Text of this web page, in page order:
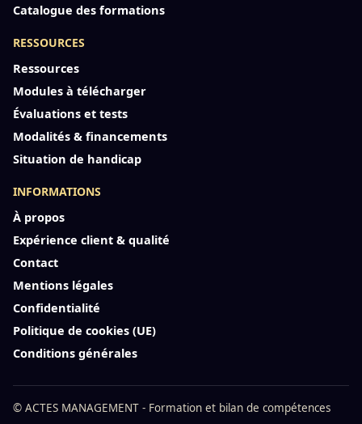
Catalogue des formations
RESSOURCES
Ressources
Modules à télécharger
Évaluations et tests
Modalités & financements
Situation de handicap
INFORMATIONS
À propos
Expérience client & qualité
Contact
Mentions légales
Confidentialité
Politique de cookies (UE)
Conditions générales
© ACTES MANAGEMENT - Formation et bilan de compétences